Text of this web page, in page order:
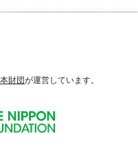
財団が運営しています。